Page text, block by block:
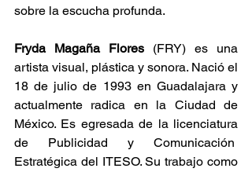
sobre la escucha profunda.
Fryda Magaña Flores (FRY) es una
artista visual, plástica y sonora. Nació el
18 de julio de 1993 en Guadalajara y
actualmente radica en la Ciudad de
México. Es egresada de la licenciatura
de Publicidad y Comunicación
Estratégica del ITESO. Su trabajo como